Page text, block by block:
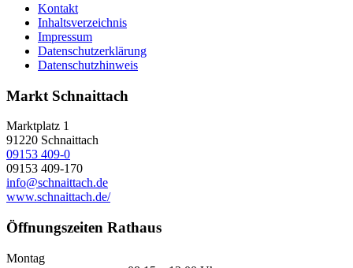
Kontakt
Inhaltsverzeichnis
Impressum
Datenschutzerklärung
Datenschutzhinweis
Markt Schnaittach
Marktplatz 1
91220 Schnaittach
09153 409-0
09153 409-170
info@schnaittach.de
www.schnaittach.de/
Öffnungszeiten Rathaus
Montag